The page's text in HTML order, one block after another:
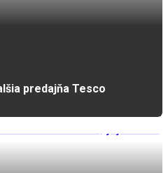
predajňa Tesco